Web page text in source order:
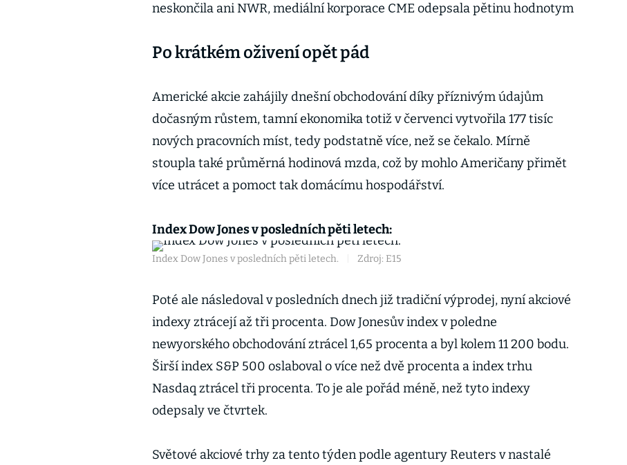
neskončila ani NWR, mediální korporace CME odepsala pětinu hodnotym
Po krátkém oživení opět pád
Americké akcie zahájily dnešní obchodování díky příznivým údajům
dočasným růstem, tamní ekonomika totiž v červenci vytvořila 177 tisíc
nových pracovních míst, tedy podstatně více, než se čekalo. Mírně
stoupla také průměrná hodinová mzda, což by mohlo Američany přimět
více utrácet a pomoct tak domácímu hospodářství.
Index Dow Jones v posledních pěti letech:
Index Dow Jones v posledních pěti letech. Zdroj: E15
Poté ale následoval v posledních dnech již tradiční výprodej, nyní akciové
indexy ztrácejí až tři procenta. Dow Jonesův index v poledne
newyorského obchodování ztrácel 1,65 procenta a byl kolem 11 200 bodu.
Širší index S&P 500 oslaboval o více než dvě procenta a index trhu
Nasdaq ztrácel tři procenta. To je ale pořád méně, než tyto indexy
odepsaly ve čtvrtek.
Světové akciové trhy za tento týden podle agentury Reuters v nastalé